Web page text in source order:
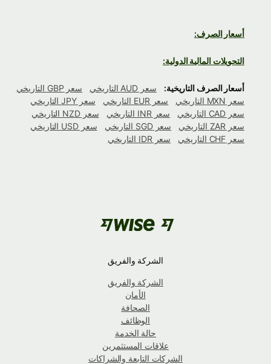
أسعار الصرف:
التحويلات المالية الدولية:
أسعار الصرف التاريخية: سعر AUD التاريخي
سعر GBP التاريخي
سعر MXN التاريخي
سعر EUR التاريخي
سعر JPY التاريخي
سعر CAD التاريخي
سعر INR التاريخي
سعر NZD التاريخي
سعر ZAR التاريخي
سعر SGD التاريخي
سعر USD التاريخي
سعر CHF التاريخي
سعر IDR التاريخي
الشركة والفريق
الشركة والفريق
الأمان
الصحافة
الوظائف
حالة الخدمة
علاقات المستثمرين
الشركات التابعة والشراكات